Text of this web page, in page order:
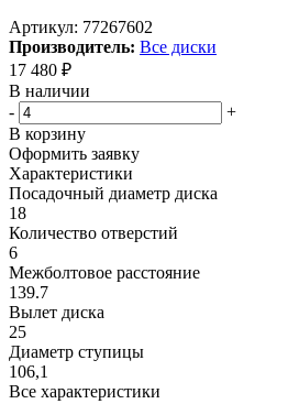
Артикул: 77267602
Производитель: Все диски
17 480 ₽
В наличии
-
+
В корзину
Оформить заявку
Характеристики
Посадочный диаметр диска
18
Количество отверстий
6
Межболтовое расстояние
139.7
Вылет диска
25
Диаметр ступицы
106,1
Все характеристики